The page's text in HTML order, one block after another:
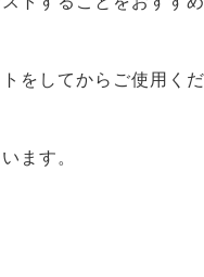
をしてからご使用くだ
ます。